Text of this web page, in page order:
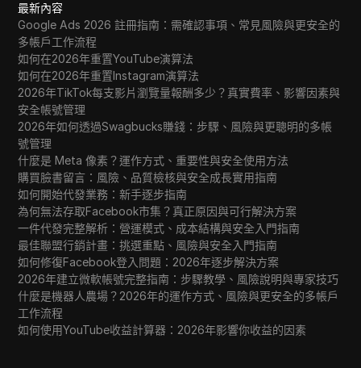
最新內容
Google Ads 2026 註冊指南：需確認事項、常見風險與更安全的
多帳戶工作流程
如何在2026年重置YouTube演算法
如何在2026年重置Instagram演算法
2026年TikTok每支影片瀏覽量報酬多少？真實費率、影響因素與
安全帳號管理
2026年如何透過Swagbucks賺錢：步驟、風險與更聰明的多帳
號管理
什麼是 Meta 像素？運作方式、重要性與安全使用方法
購買臉書留言：風險、品質檢核與安全成長實用指南
如何開始代發業務：新手逐步指南
為何無法存取Facebook市集？真正原因與可行解決方案
一件代發完整解析：營運模式、成本結構與安全入門指南
最佳聯盟行銷計畫：挑選重點、風險與安全入門指南
如何修復Facebook登入問題：2026年逐步解決方案
2026年建立微軟帳號完整指南：步驟教學、風險說明與專家技巧
什麼是機器人農場？2026年的運作方式、風險與更安全的多帳戶
工作流程
如何使用YouTube收益計算器：2026年影響你收益的因素